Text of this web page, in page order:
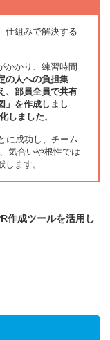
仕組みで解決する
かかり、練習時間
の人への負担集
、部員全員で共有
」を作成しまし
しました。
に成功し、チーム
気合いや根性では
ます。
作成ツールを活用し